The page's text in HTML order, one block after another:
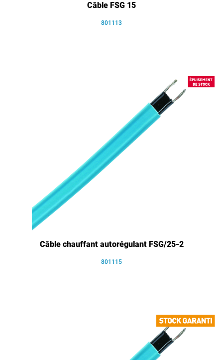
Câble FSG 15
801113
Câble chauffant autorégulant FSG/25-2
801115